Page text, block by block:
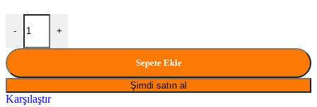
-
MAS Cata CT-2477 40W Led Etanj Armatür Beyaz Işık miktar
+
Sepete Ekle
Şimdi satın al
Karşılaştır